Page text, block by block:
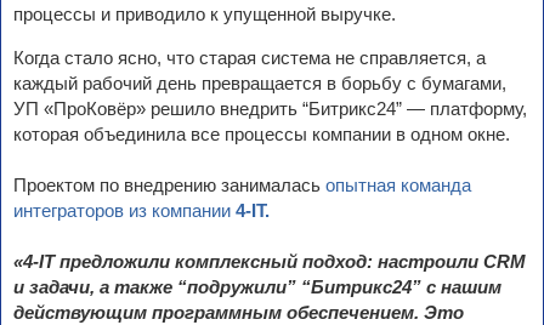
процессы и приводило к упущенной выручке.
Когда стало ясно, что старая система не справляется, а
каждый рабочий день превращается в борьбу с бумагами,
УП «ПроКовёр» решило внедрить “Битрикс24” — платформу,
которая объединила все процессы компании в одном окне.
Проектом по внедрению занималась опытная команда
интеграторов из компании 4-IT.
«4-IT предложили комплексный подход: настроили CRM
и задачи, а также “подружили” “Битрикс24” с нашим
действующим программным обеспечением. Это